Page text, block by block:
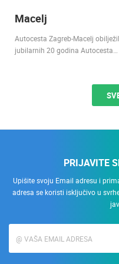
Macelj
Autocesta Zagreb-Macelj
jubilarnih 20 godina Autocesta…
PRIJAVITE
Upišite svoju Email adresu i
adresa se koristi isključivo u